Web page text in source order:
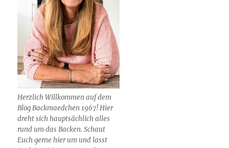
Herzlich Willkommen auf dem
Blog Backmaedchen 1967! Hier
dreht sich hauptsächlich alles
rund um das Backen. Schaut
Euch gerne hier um und lasst